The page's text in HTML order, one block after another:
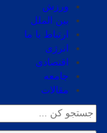
ورزش
بین الملل
ارتباط با ما
انرژی
اقتصادی
جامعه
مقالات